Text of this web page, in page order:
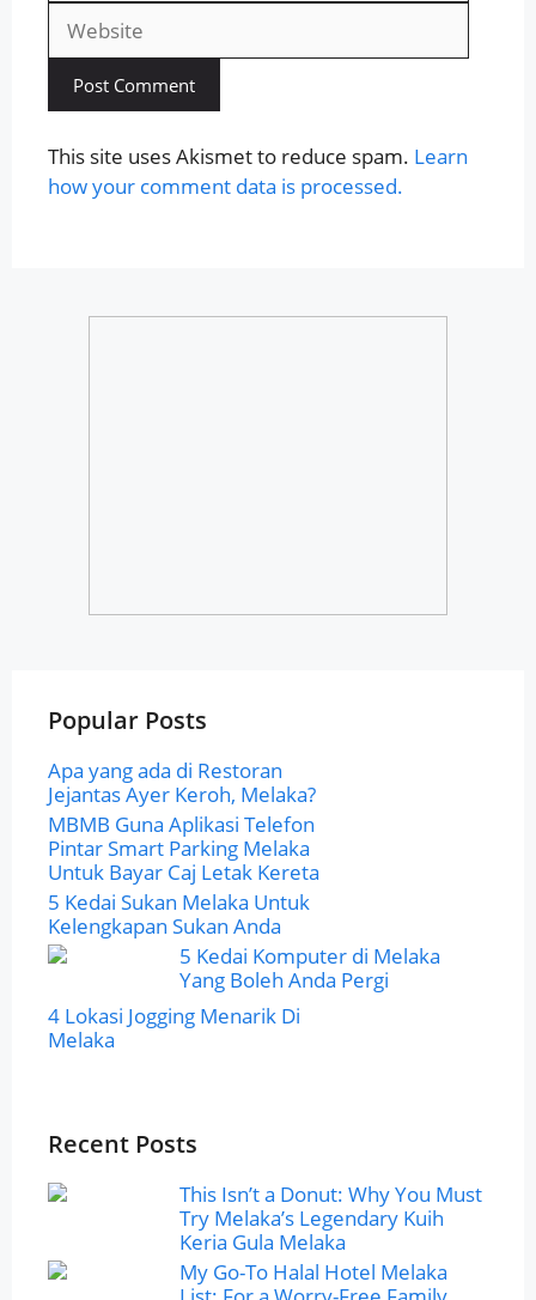
This site uses Akismet to reduce spam. Learn
how your comment data is processed.
Popular Posts
Apa yang ada di Restoran
Jejantas Ayer Keroh, Melaka?
MBMB Guna Aplikasi Telefon
Pintar Smart Parking Melaka
Untuk Bayar Caj Letak Kereta
5 Kedai Sukan Melaka Untuk
Kelengkapan Sukan Anda
5 Kedai Komputer di Melaka
Yang Boleh Anda Pergi
4 Lokasi Jogging Menarik Di
Melaka
Recent Posts
This Isn’t a Donut: Why You Must
Try Melaka’s Legendary Kuih
Keria Gula Melaka
My Go-To Halal Hotel Melaka